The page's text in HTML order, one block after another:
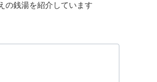
の銭湯を紹介しています